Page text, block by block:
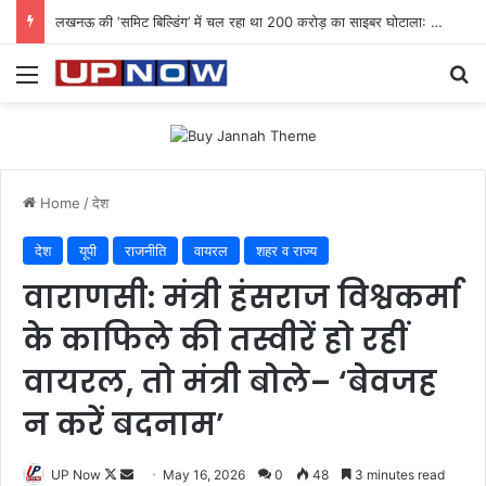
लखनऊ की ‘समिट बिल्डिंग’ में चल रहा था 200 करोड़ का साइबर घोटाला: 40 युवतियों समेत 119 गिरफ्तार
Menu
Home /देश
देश यूपी राजनीति वायरल शहर व राज्य
वाराणसी: मंत्री हंसराज विश्वकर्मा
के काफिले की तस्वीरें हो रहीं
वायरल, तो मंत्री बोले– ‘बेवजह
न करें बदनाम’
UP Now
Follow
Send May 16, 2026 0 48 3 minutes read